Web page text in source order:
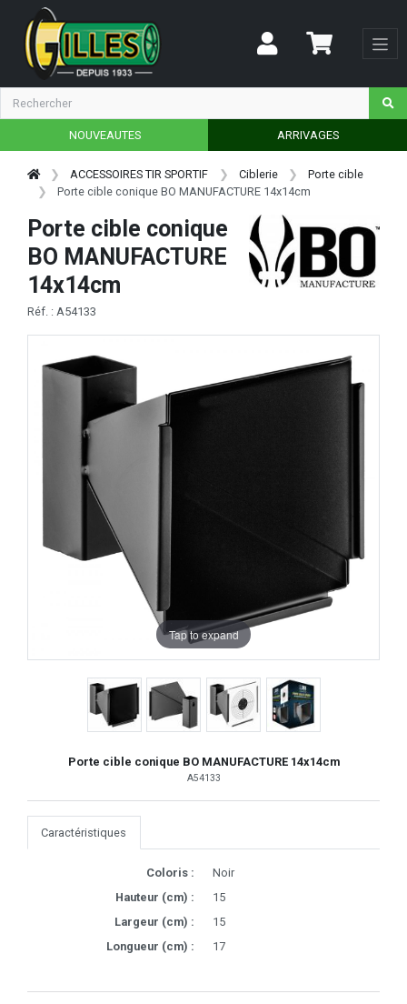
NOUVEAUTES ARRIVAGES
ACCESSOIRES TIR SPORTIF Ciblerie
Porte cible
Porte cible conique BO MANUFACTURE 14x14cm
Porte cible conique
BO MANUFACTURE
14x14cm
Réf. : A54133
Tap to expand
Porte cible conique BO MANUFACTURE 14x14cm
A54133
Caractéristiques
Coloris :
Noir
Hauteur (cm) :
15
Largeur (cm) :
15
Longueur (cm) :
17